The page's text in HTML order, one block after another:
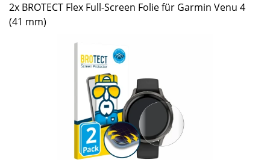
2x BROTECT Flex Full-Screen Folie für Garmin Venu 4
(41 mm)